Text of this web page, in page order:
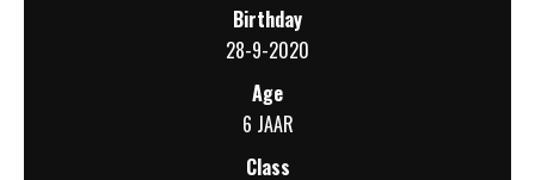
Birthday
28-9-2020
Age
6 JAAR
Class